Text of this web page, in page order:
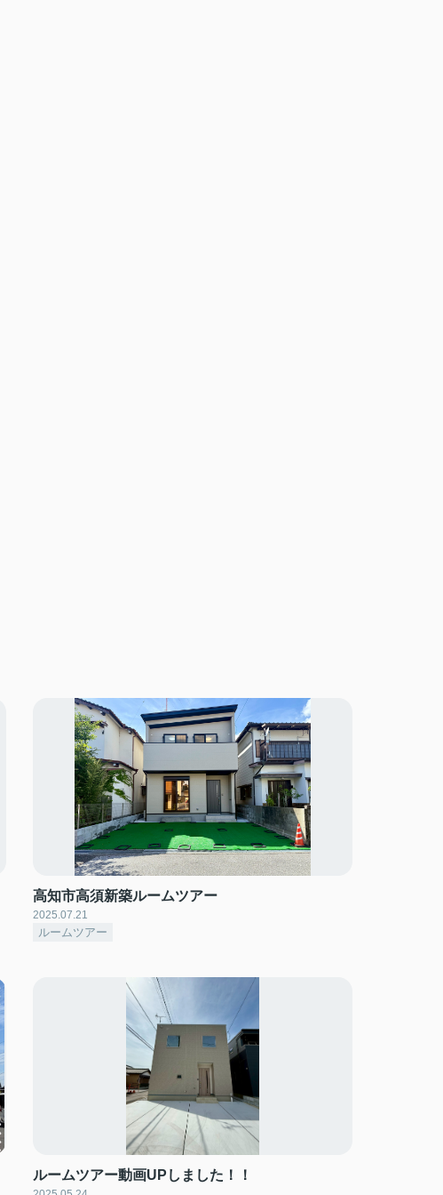
高知市高須新築ルームツアー
2025.07.21
ルームツアー
ルームツアー動画UPしました！！